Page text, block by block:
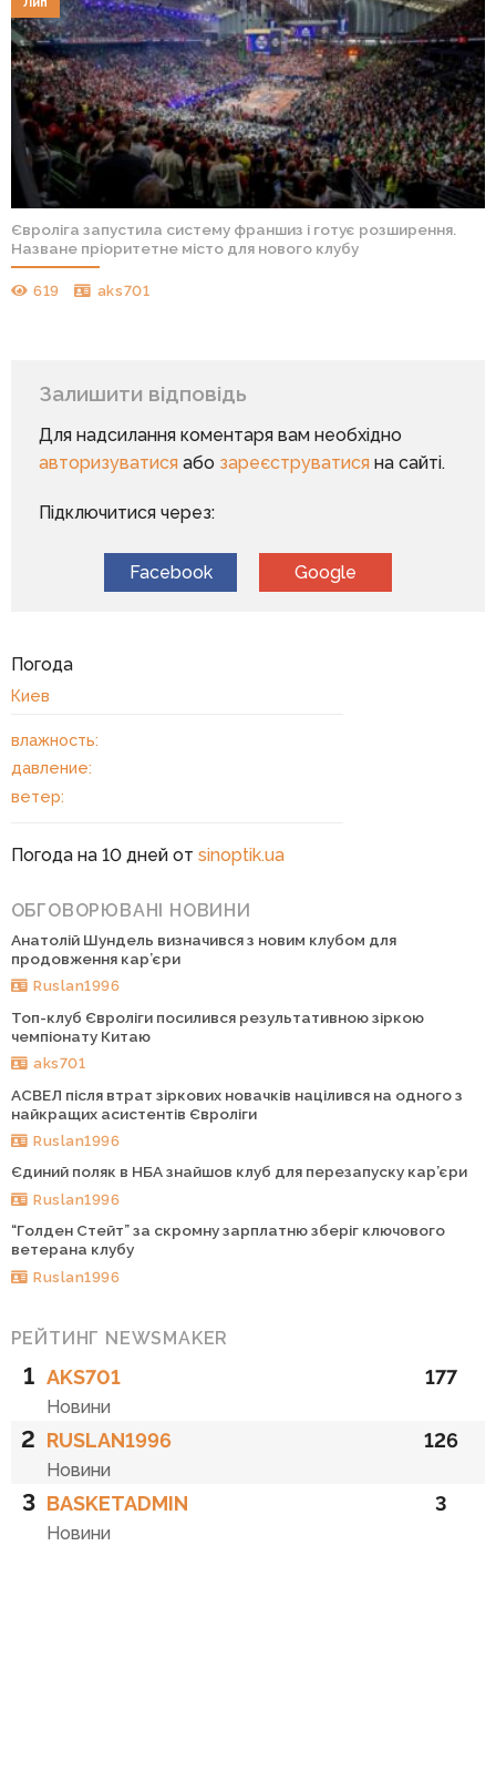
Євроліга запустила систему франшиз і готує розширення.
Назване пріоритетне місто для нового клубу
619 aks701
Залишити відповідь
Для надсилання коментаря вам необхідно
авторизуватисяабо зареєструватисяна сайті.
Підключитися через:
Facebook Google
Погода
Киев
влажность:
давление:
ветер:
Погода на 10 дней от sinoptik.ua
ОБГОВОРЮВАНІ НОВИНИ
Анатолій Шундель визначився з новим клубом для
продовження кар’єри
Ruslan1996
Топ-клуб Євроліги посилився результативною зіркою
чемпіонату Китаю
aks701
АСВЕЛ після втрат зіркових новачків націлився на одного з
найкращих асистентів Євроліги
Ruslan1996
Єдиний поляк в НБА знайшов клуб для перезапуску кар’єри
Ruslan1996
“Голден Стейт” за скромну зарплатню зберіг ключового
ветерана клубу
Ruslan1996
РЕЙТИНГ NEWSMAKER
1 AKS701
Новини
177
2 RUSLAN1996
Новини
126
3 BASKETADMIN
Новини
3